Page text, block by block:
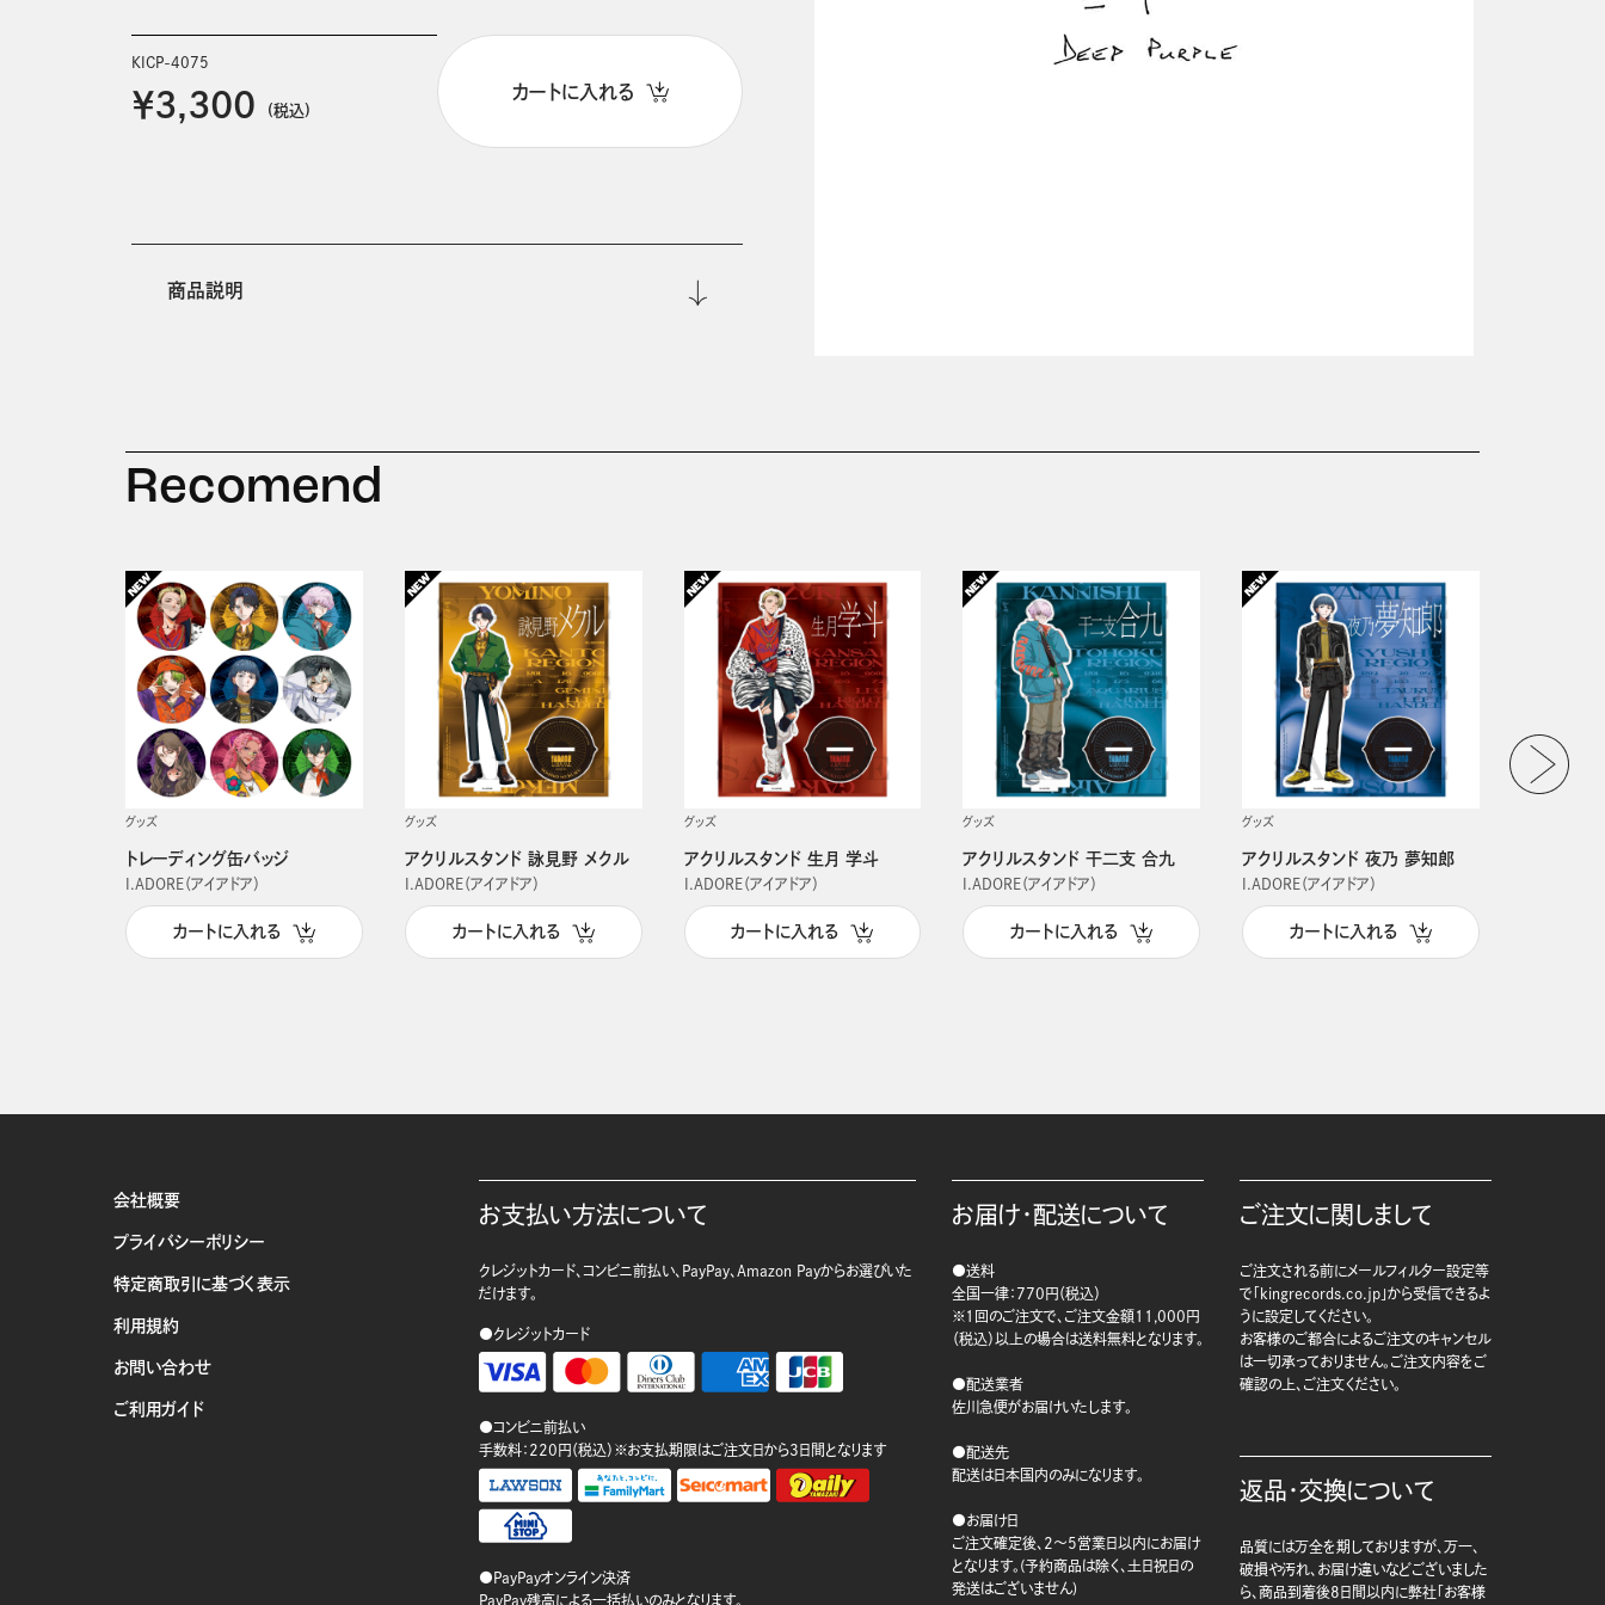
KICP-4075
￥3,300 (税込)
カートに入れる
商品説明
Recomend
グッズ
トレーディング缶バッジ
I.ADORE（アイアドア）
カートに入れる
グッズ
アクリルスタンド 詠見野 メクル
I.ADORE（アイアドア）
カートに入れる
グッズ
アクリルスタンド 生月 学斗
I.ADORE（アイアドア）
カートに入れる
グッズ
アクリルスタンド 干二支 合九
I.ADORE（アイアドア）
カートに入れる
グッズ
アクリルスタンド 夜乃 夢知郎
I.ADORE（アイアドア）
カートに入れる
会社概要
プライバシーポリシー
特定商取引に基づく表示
利用規約
お問い合わせ
ご利用ガイド
お支払い方法について
クレジットカード、コンビニ前払い、PayPay、Amazon Payからお選びいた
だけます。
●クレジットカード
●コンビニ前払い
手数料：220円（税込）※お支払期限はご注文日から3日間となります
●PayPayオンライン決済
PayPay残高による一括払いのみとなります。
お届け・配送について
●送料
全国一律：770円（税込）
※1回のご注文で、ご注文金額11,000円
（税込）以上の場合は送料無料となります。
●配送業者
佐川急便がお届けいたします。
●配送先
配送は日本国内のみになります。
●お届け日
ご注文確定後、2～5営業日以内にお届け
となります。(予約商品は除く、土日祝日の
発送はございません)
ご注文に関しまして
ご注文される前にメールフィルター設定等
で「kingrecords.co.jp」から受信できるよ
うに設定してください。
お客様のご都合によるご注文のキャンセル
は一切承っておりません。ご注文内容をご
確認の上、ご注文ください。
返品・交換について
品質には万全を期しておりますが、万一、
破損や汚れ、お届け違いなどございました
ら、商品到着後8日間以内に弊社「お客様